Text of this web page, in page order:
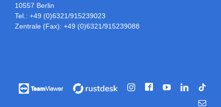
10557 Berlin
Tel.: +49 (0)6321/915239023
Zentrale (Fax): +49 (0)6321/915239088
Vorführung
/
Vorführung
InstagramFacebookYouTubeLinkedIn
E-